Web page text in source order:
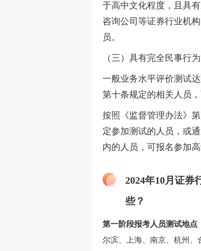
于高中文化程度，且具
咨询公司等证券行业机
员。
（三）具有完全民事行为
一般业务水平评价测试
第十条规定的相关人员
按照《监督管理办法》
定参加测试的人员，或
内的人员，可报名参加
2024年10月证券
些？
第一阶段报考人员测试地点
尔滨、上海、南京、杭州